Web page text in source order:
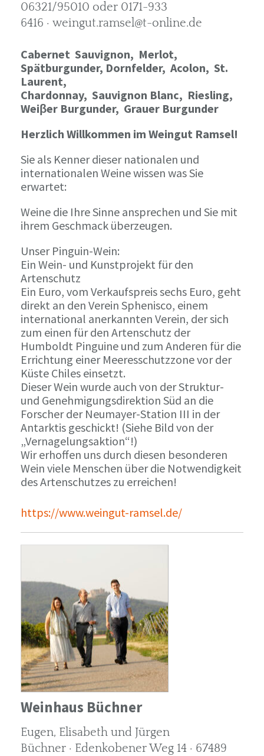
06321/95010 oder 0171-933
6416 · weingut.ramsel@t-online.de
Cabernet Sauvignon, Merlot,
Spätburgunder, Dornfelder, Acolon, St.
Laurent,
Chardonnay, Sauvignon Blanc, Riesling,
Weiβer Burgunder, Grauer Burgunder
Herzlich Willkommen im Weingut Ramsel!
Sie als Kenner dieser nationalen und
internationalen Weine wissen was Sie
erwartet:
Weine die Ihre Sinne ansprechen und Sie mit
ihrem Geschmack überzeugen.
Unser Pinguin-Wein:
Ein Wein- und Kunstprojekt für den
Artenschutz
Ein Euro, vom Verkaufspreis sechs Euro, geht
direkt an den Verein Sphenisco, einem
international anerkannten Verein, der sich
zum einen für den Artenschutz der
Humboldt Pinguine und zum Anderen für die
Errichtung einer Meeresschutzzone vor der
Küste Chiles einsetzt.
Dieser Wein wurde auch von der Struktur-
und Genehmigungsdirektion Süd an die
Forscher der Neumayer-Station III in der
Antarktis geschickt! (Siehe Bild von der
„Vernagelungsaktion“!)
Wir erhoffen uns durch diesen besonderen
Wein viele Menschen über die Notwendigkeit
des Artenschutzes zu erreichen!
https://www.weingut-ramsel.de/
Weinhaus Büchner
Eugen, Elisabeth und Jürgen
Büchner · Edenkobener Weg 14 · 67489